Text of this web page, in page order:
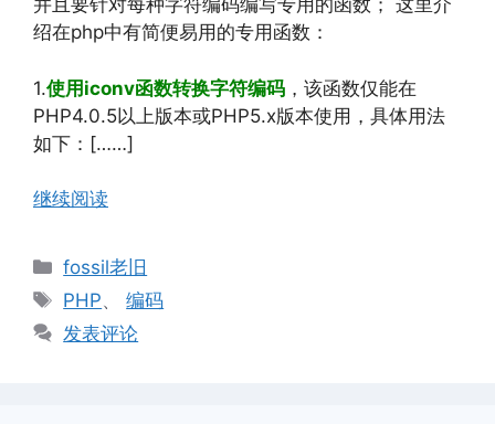
并且要针对每种字符编码编写专用的函数； 这里介
绍在php中有简便易用的专用函数：
1.使用iconv函数转换字符编码 ，该函数仅能在
PHP4.0.5以上版本或PHP5.x版本使用，具体用法
如下：[……]
继续阅读
分
类
fossil老旧
标
签
PHP、编码
发表评论